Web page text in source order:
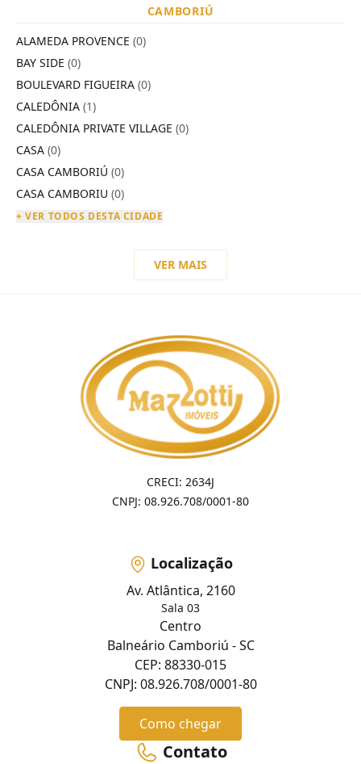
CAMBORIÚ
ALAMEDA PROVENCE (0)
BAY SIDE (0)
BOULEVARD FIGUEIRA (0)
CALEDÔNIA (1)
CALEDÔNIA PRIVATE VILLAGE (0)
CASA (0)
CASA CAMBORIÚ (0)
CASA CAMBORIU (0)
+ VER TODOS DESTA CIDADE
VER MAIS
CRECI: 2634J
CNPJ: 08.926.708/0001-80
Localização
Av. Atlântica, 2160
Sala 03
Centro
Balneário Camboriú - SC
CEP: 88330-015
CNPJ: 08.926.708/0001-80
Como chegar
Contato